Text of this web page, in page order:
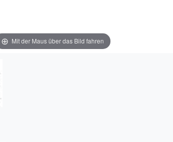
Mit der Maus über das Bild fahren